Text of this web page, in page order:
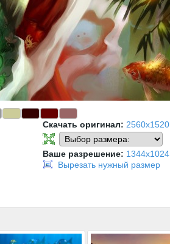
Скачать оригинал: 2560x1520
Ваше разрешение: 1344x1024
Вырезать нужный размер